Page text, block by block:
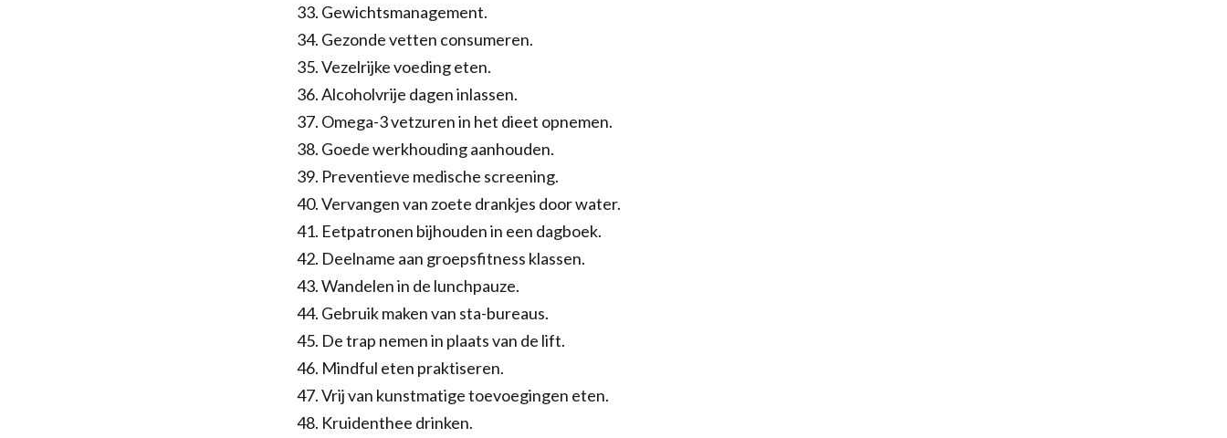
Gewichtsmanagement.
Gezonde vetten consumeren.
Vezelrijke voeding eten.
Alcoholvrije dagen inlassen.
Omega-3 vetzuren in het dieet opnemen.
Goede werkhouding aanhouden.
Preventieve medische screening.
Vervangen van zoete drankjes door water.
Eetpatronen bijhouden in een dagboek.
Deelname aan groepsfitness klassen.
Wandelen in de lunchpauze.
Gebruik maken van sta-bureaus.
De trap nemen in plaats van de lift.
Mindful eten praktiseren.
Vrij van kunstmatige toevoegingen eten.
Kruidenthee drinken.